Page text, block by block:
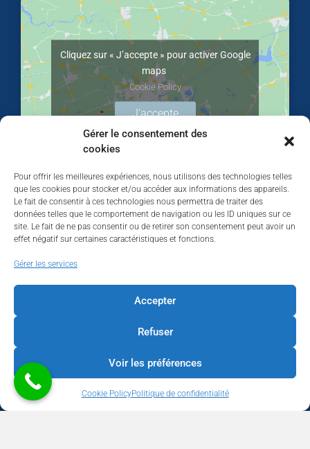
Gérer le consentement des
cookies
Pour offrir les meilleures expériences, nous utilisons des technologies telles
que les cookies pour stocker et/ou accéder aux informations des appareils.
Le fait de consentir à ces technologies nous permettra de traiter des
données telles que le comportement de navigation ou les ID uniques sur ce
site. Le fait de ne pas consentir ou de retirer son consentement peut avoir un
effet négatif sur certaines caractéristiques et fonctions.
Gérer les services
Accepter
Refuser
Voir les préférences
Cookie PolicyPolitique de confidentialité
Cliquez sur « J’accepte » pour activer Google
maps
Cookie Policy
J’accepte
LES BÂTISSEURS DE LIÈGE
Par le Walhardent